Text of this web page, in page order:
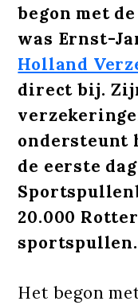
begon met
was Ernst-
Holland
direct bij.
de eerste
20.000
sportspullen.
Het begon